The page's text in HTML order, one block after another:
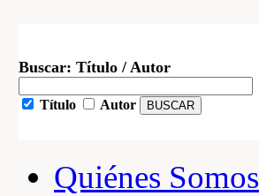
Buscar: Título / Autor
Título Autor
Quiénes Somos